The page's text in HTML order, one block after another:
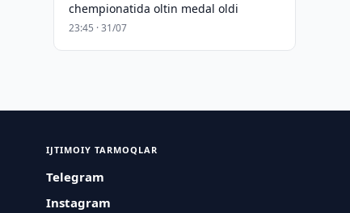
chempionatida oltin medal oldi
23:45 · 31/07
IJTIMOIY TARMOQLAR
Telegram
Instagram